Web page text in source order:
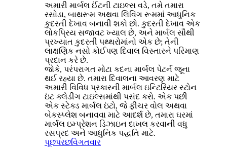
અમારી માર્બલ ઈંટની ટાઇલ્સ વડે, તમે તમારા
રસોડા, બાથરૂમ અથવા લિવિંગ રૂમમાં આધુનિક
કુદરતી દેખાવ બનાવી શકો છો. કુદરતી દેખાવ એક
લોકપ્રિય સજાવટ ખ્યાલ છે, અને માર્બલ સૌથી
પ્રખ્યાત કુદરતી પથ્થરોમાંનો એક છે; તેની
લાક્ષણિક નસો કોઈપણ દિવાલ વિસ્તારને પરિમાણ
પ્રદાન કરે છે.
જોકે, પરંપરાગત મોટા કદના માર્બલ પેટર્ન જૂના
થઈ રહ્યા છે. તમારા દિવાલના આવરણ માટે
અમારી વિવિધ પ્રકારની માર્બલ ઇન્ટિરિયર સ્ટોન
ઇંટ ક્લેડીંગ ટાઇલ્સમાંથી પસંદ કરો. એક પછી
એક સ્ટેક્ડ માર્બલ ઇંટો, જે ફીચર વોલ અથવા
બેકસ્પ્લેશ બનાવવા માટે આદર્શ છે, તમારા ઘરમાં
માર્બલ ઇમ્પ્રેશન ડિઝાઇન દાખલ કરવાની વધુ
રસપ્રદ અને આધુનિક પદ્ધતિ માટે.
પૂછપરછવિગતવાર